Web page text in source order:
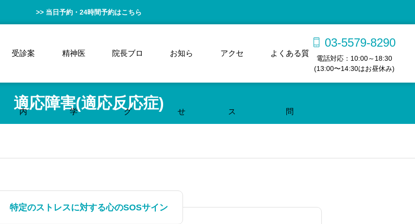
>> 当日予約・24時間予約はこちら
受診案
内
精神医
学
院長ブロ
グ
お知ら
せ
アクセ
ス
よくある質
問
03-5579-8290
電話対応：10:00～18:30
(13:00〜14:30はお昼休み)
適応障害(適応反応症)
特定のストレスに対する心のSOSサイン